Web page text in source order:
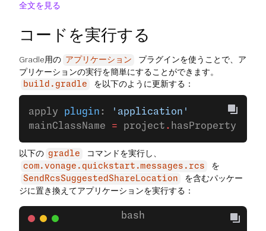
全文を見る
コードを実行する
Gradle用の アプリケーション
プラグインを使うことで、ア
プリケーションの実行を簡単にすることができます。
build.gradle を以下のように更新する：
apply plugin :
'application'
mainClassName = project . hasProperty(
以下の gradle コマンドを実行し、
com.vonage.quickstart.messages.rcs を
SendRcsSuggestedShareLocation
を含むパッケー
ジに置き換えてアプリケーションを実行する：